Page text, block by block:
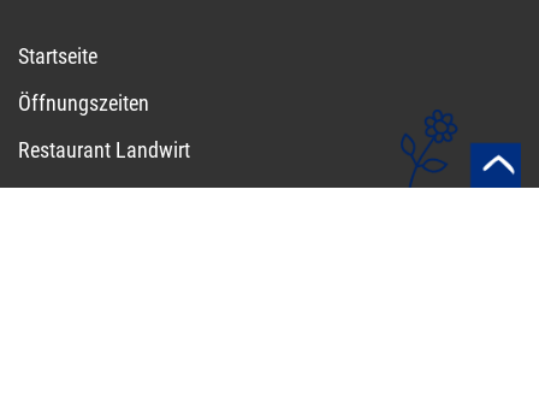
Startseite
Öffnungszeiten
Restaurant Landwirt